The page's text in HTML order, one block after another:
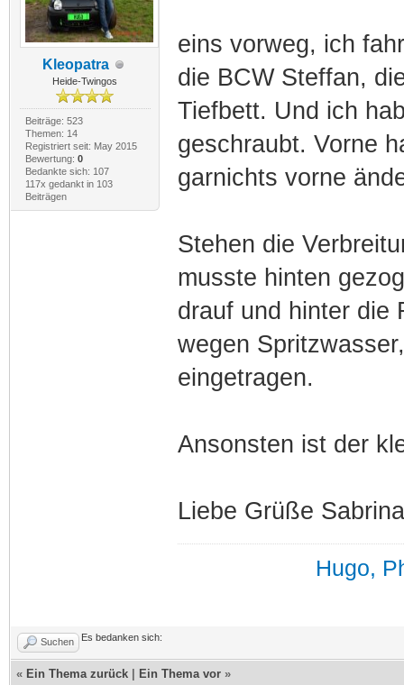
Kleopatra
Heide-Twingos
Beiträge: 523
Themen: 14
Registriert seit: May 2015
Bewertung: 0
Bedankte sich: 107
117x gedankt in 103
Beiträgen
eins vorweg, ich
die BCW Steffan,
Tiefbett. Und ich
geschraubt. Vorne
garnichts vorne
Stehen die
musste hinten
drauf und hinter die
wegen
eingetragen.
Ansonsten ist der
Liebe Grüße Sabrina
Hugo,
Suchen Es bedanken sich:
« Ein Thema zurück Ein Thema vor »